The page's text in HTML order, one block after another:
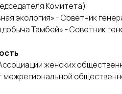
Комитета);
экология» - Советник
добыча Тамбей» - Советник
женских
межрегиональной